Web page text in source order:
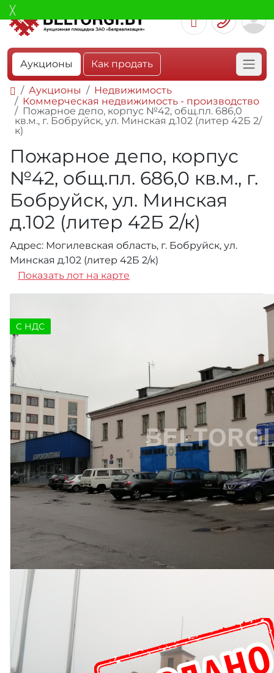
Аукционы Как продать
Аукционы
Недвижимость
Коммерческая недвижимость - производство
Пожарное депо, корпус №42, общ.пл. 686,0
кв.м., г. Бобруйск, ул. Минская д.102 (литер 42Б 2/
к)
Пожарное депо, корпус
№42, общ.пл. 686,0 кв.м., г.
Бобруйск, ул. Минская
д.102 (литер 42Б 2/к)
Адрес: Могилевская область, г. Бобруйск, ул.
Минская д.102 (литер 42Б 2/к)
Показать лот на карте
C НДС